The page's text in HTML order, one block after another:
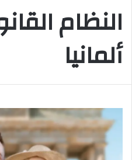
النظام
ألمانيا